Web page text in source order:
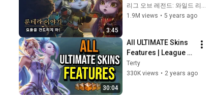
3:45
오브 레전드: 와일드
리프트
1.9M views • 5 years ago
30:04
All ULTIMATE Skins
Features | League of
Legends
Terty
330K views • 2 years ago